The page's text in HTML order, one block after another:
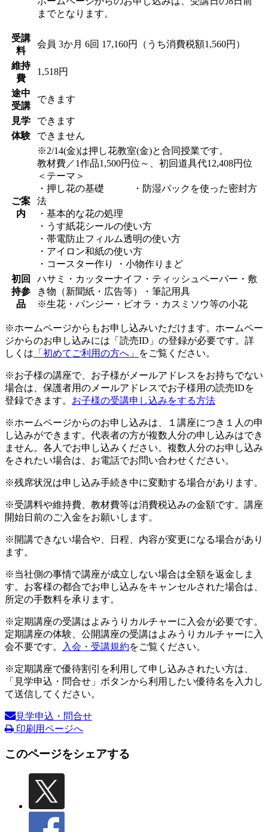
までとなります。
受講
料
会員 3か月 6回 17,160円（うち消費税額1,560円）
維持
費
1,518円
途中
受講
できます
見学
できます
体験
できません
ご案
内
※2/14(金)は押し花教室(金)と合同授業です。
教材費／1作品1,500円位～、初回道具代12,408円位
＜テーマ＞
・押し花の基礎 ・防湿パックを使った密封方
法
・基本的な花の処理
・うす紙花シールの使い方
・帯電防止フィルム透明の使い方
・アイロン和紙の使い方
・コースター作り ・小物作りまど
初回
持参
品
ハサミ・カッターナイフ・ティッシュペーパー・敷
き物（新聞紙・広告等）・筆記用具
※生花・パンジー・ビオラ・カスミソウ等の小花
※ホームページからもお申し込みいただけます。ホームペー
ジからのお申し込みには「読売ID」の登録が必要です。詳
しくは 「初めてご利用の方へ」 をご覧ください。
※お子様の講座で、お子様がメールアドレスをお持ちでない
場合は、保護者用のメールアドレスでお子様用の読売IDを
登録できます。 お子様の受講申し込みをする方法
※ホームページからのお申し込みは、１講座につき１人の申
し込みができます。代表者の方が複数人分の申し込みはでき
ません。各人でお申し込みください。複数人分のお申し込み
をされたい場合は、お電話でお問い合わせください。
※残席状況は申し込み手続き中に変動する場合があります。
※受講料や維持費、教材費等は消費税込みの金額です。講座
開始日前のご入金をお願いします。
※開講できない場合や、日程、内容が変更になる場合があり
ます。
※当社側の事情で講座が成立しない場合は全額を返金しま
す。お客様の都合でお申し込みをキャンセルされた場合は、
所定の手数料を承ります。
※定期講座の受講はよみうりカルチャーに入会が必要です。
定期講座の体験、公開講座の受講はよみうりカルチャーに入
会不要です。
入会・受講規約をご覧ください。
※定期講座で優待割引を利用して申し込みされたい方は、
「見学申込・問合せ」ボタンから利用したい優待名を入力し
て送信してください。
見学申込・問合せ
印刷用ページへ
このページをシェアする